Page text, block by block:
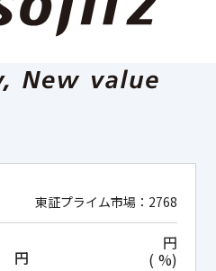
東証プライム市場：2768
円
円
( %)